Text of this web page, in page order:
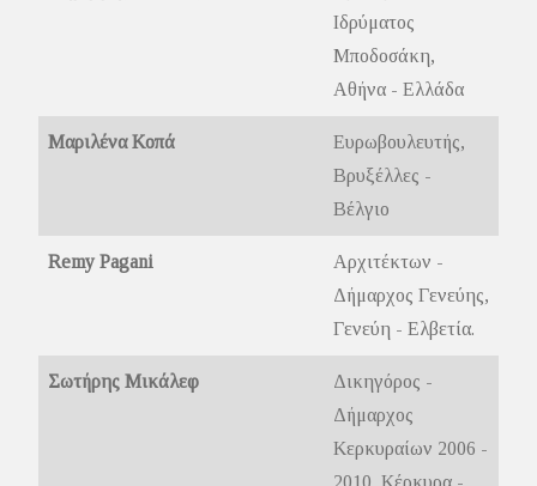
Ιδρύματος
Μποδοσάκη,
Αθήνα - Ελλάδα
Μαριλένα Κοπά
Ευρωβουλευτής,
Βρυξέλλες -
Βέλγιο
Remy Pagani
Αρχιτέκτων -
Δήμαρχος Γενεύης,
Γενεύη - Ελβετία.
Σωτήρης Μικάλεφ
Δικηγόρος -
Δήμαρχος
Κερκυραίων 2006 -
2010, Κέρκυρα -